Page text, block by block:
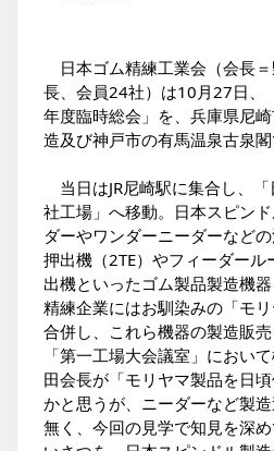
日本ゴム精練工業会（会長
長、会員24社）は10月27日、
年度臨時総会」を、兵庫県尼
造及び神戸市の有馬温泉古泉閣
当日はJR尼崎駅に集合し、
社工場」へ移動。日本スピン
ダーやワンダーニーダーなど
押出機（2TE）やフィーダール
出機といったゴム製品製造機
精練企業にはお馴染みの「モ
合併し、これら機器の製造販
「第一工場大会議室」におい
田会長が「モリヤマ製品を日
かと思うが、ニーダーなど製
無く、今回の見学で知見を深